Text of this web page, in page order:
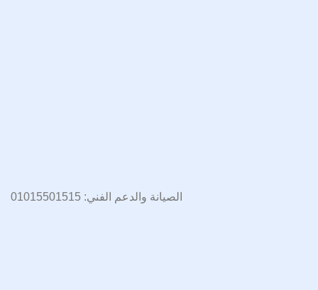
الصيانة والدعم الفني: 01015501515